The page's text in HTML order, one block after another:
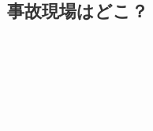
事故現場はどこ？